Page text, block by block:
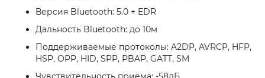
Версия Bluetooth: 5.0 + EDR
Дальность Bluetooth: до 10м
Поддерживаемые протоколы: A2DP, AVRCP, HFP,
HSP, OPP, HID, SPP, PBAP, GATT, SM